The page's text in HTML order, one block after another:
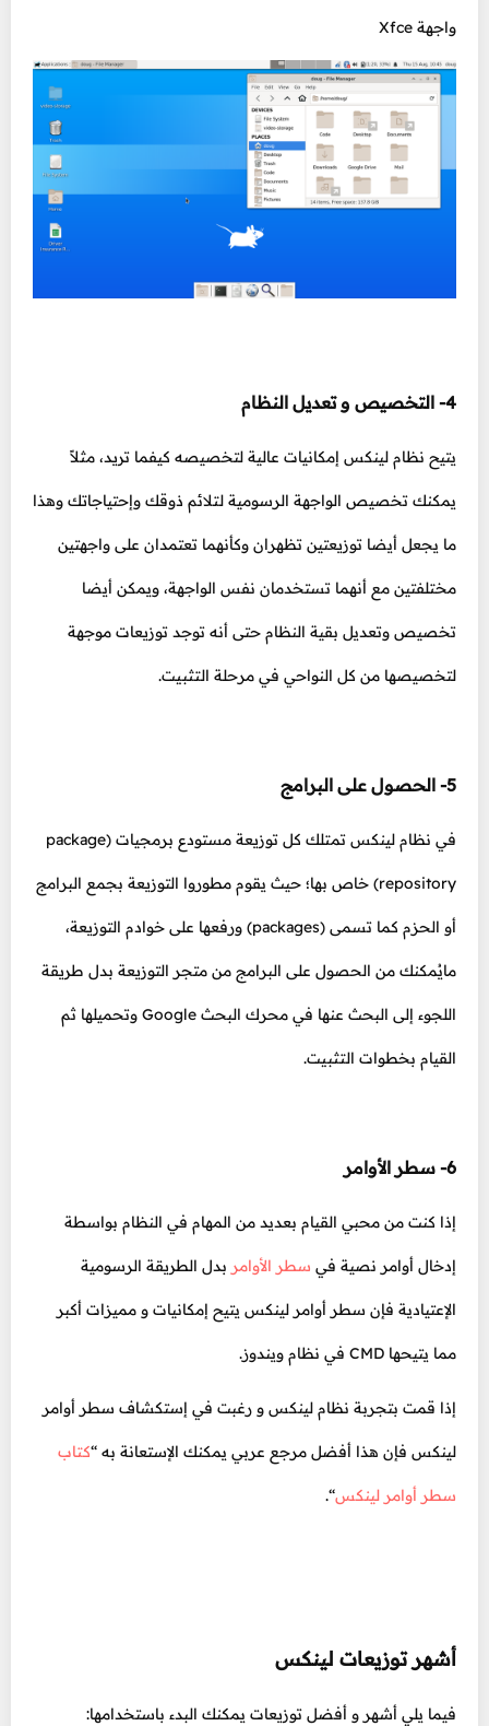
واجهة Xfce
4- التخصيص و تعديل النظام
يتيح نظام لينكس إمكانيات عالية لتخصيصه كيفما تريد، مثلاً
يمكنك تخصيص الواجهة الرسومية لتلائم ذوقك وإحتياجاتك وهذا
ما يجعل أيضا توزيعتين تظهران وكأنهما تعتمدان على واجهتين
مختلفتين مع أنهما تستخدمان نفس الواجهة، ويمكن أيضا
تخصيص وتعديل بقية النظام حتى أنه توجد توزيعات موجهة
لتخصيصها من كل النواحي في مرحلة التثبيت.
5- الحصول على البرامج
في نظام لينكس تمتلك كل توزيعة مستودع برمجيات (package
repository) خاص بها؛ حيث يقوم مطوروا التوزيعة بجمع البرامج
أو الحزم كما تسمى (packages) ورفعها على خوادم التوزيعة،
مايُمكنك من الحصول على البرامج من متجر التوزيعة بدل طريقة
اللجوء إلى البحث عنها في محرك البحث Google وتحميلها ثم
القيام بخطوات التثبيت.
6- سطر الأوامر
إذا كنت من محبي القيام بعديد من المهام في النظام بواسطة
إدخال أوامر نصية في سطر الأوامر بدل الطريقة الرسومية
الإعتيادية فإن سطر أوامر لينكس يتيح إمكانيات و مميزات أكبر
مما يتيحها CMD في نظام ويندوز.
إذا قمت بتجربة نظام لينكس و رغبت في إستكشاف سطر أوامر
لينكس فإن هذا أفضل مرجع عربي يمكنك الإستعانة به “كتاب
سطر أوامر لينكس“.
أشهر توزيعات لينكس
فيما يلي أشهر و أفضل توزيعات يمكنك البدء باستخدامها: